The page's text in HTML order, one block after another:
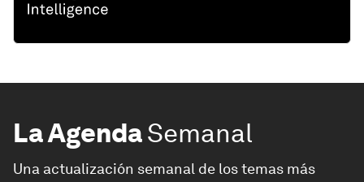
La AgendaSemanal
Una actualización semanal de los temas más